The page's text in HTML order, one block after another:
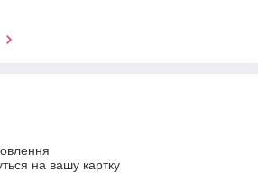
на вашу картку